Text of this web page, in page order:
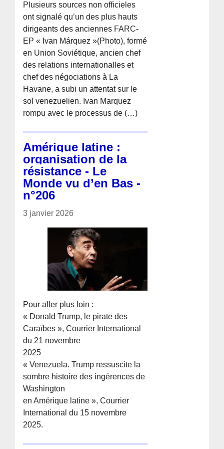
Plusieurs sources non officieles
ont signalé qu’un des plus hauts
dirigeants des anciennes FARC-
EP « Ivan Márquez »(Photo), formé
en Union Soviétique, ancien chef
des relations internationalles et
chef des négociations à La
Havane, a subi un attentat sur le
sol venezuelien. Ivan Marquez
rompu avec le processus de (…)
Amérique latine :
organisation de la
résistance - Le
Monde vu d’en Bas -
n°206
3 janvier 2026
Pour aller plus loin :
« Donald Trump, le pirate des
Caraïbes », Courrier International
du 21 novembre
2025
« Venezuela. Trump ressuscite la
sombre histoire des ingérences de
Washington
en Amérique latine », Courrier
International du 15 novembre
2025.